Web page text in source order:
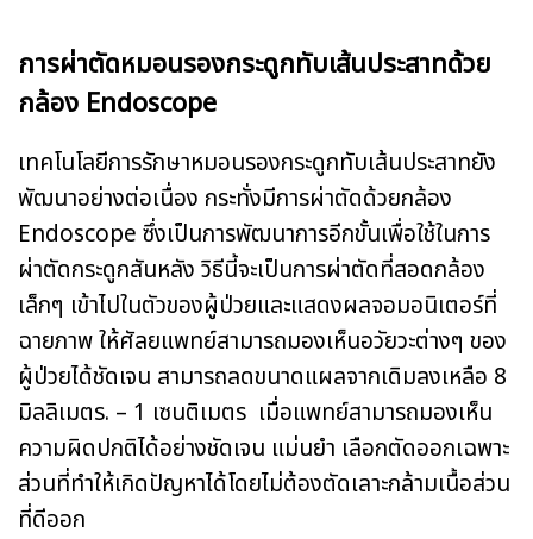
การผ่าตัดหมอนรองกระดูกทับเส้นประสาทด้วย
กล้อง Endoscope
เทคโนโลยีการรักษาหมอนรองกระดูกทับเส้นประสาทยัง
พัฒนาอย่างต่อเนื่อง กระทั่งมีการผ่าตัดด้วยกล้อง
Endoscope ซึ่งเป็นการพัฒนาการอีกขั้นเพื่อใช้ในการ
ผ่าตัดกระดูกสันหลัง วิธีนี้จะเป็นการผ่าตัดที่สอดกล้อง
เล็กๆ เข้าไปในตัวของผู้ป่วยและแสดงผลจอมอนิเตอร์ที่
ฉายภาพ ให้ศัลยแพทย์สามารถมองเห็นอวัยวะต่างๆ ของ
ผู้ป่วยได้ชัดเจน สามารถลดขนาดแผลจากเดิมลงเหลือ 8
มิลลิเมตร. – 1 เซนติเมตร เมื่อแพทย์สามารถมองเห็น
ความผิดปกติได้อย่างชัดเจน แม่นยำ เลือกตัดออกเฉพาะ
ส่วนที่ทำให้เกิดปัญหาได้โดยไม่ต้องตัดเลาะกล้ามเนื้อส่วน
ที่ดีออก